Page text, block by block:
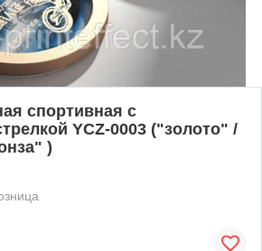
спортивная с
YCZ-0003 ("золото" /
)